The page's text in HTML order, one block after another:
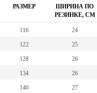
РАЗМЕР
ШИРИНА ПО
РЕЗИНКЕ, СМ
116 24
122 25
128 26
134 26
140 27